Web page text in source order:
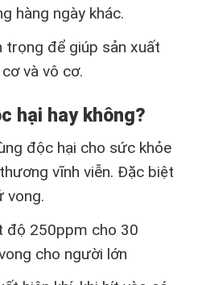
hàng ngày khác.
trọng để giúp sản xuất
và vô cơ.
hại hay không?
độc hại cho sức khỏe
vĩnh viễn. Đặc biệt
vong.
độ 250ppm cho 30
cho người lớn